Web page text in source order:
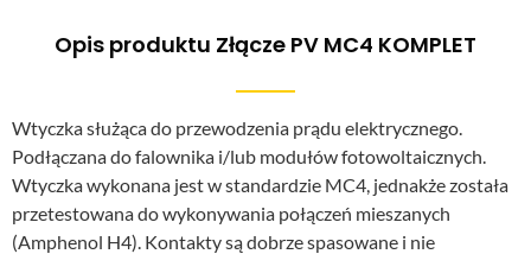
Opis produktu Złącze PV MC4 KOMPLET
Wtyczka służąca do przewodzenia prądu elektrycznego.
Podłączana do falownika i/lub modułów fotowoltaicznych.
Wtyczka wykonana jest w standardzie MC4, jednakże została
przetestowana do wykonywania połączeń mieszanych
(Amphenol H4). Kontakty są dobrze spasowane i nie